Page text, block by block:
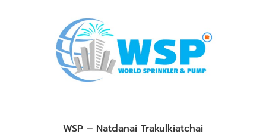
WSP – Natdanai Trakulkiatchai